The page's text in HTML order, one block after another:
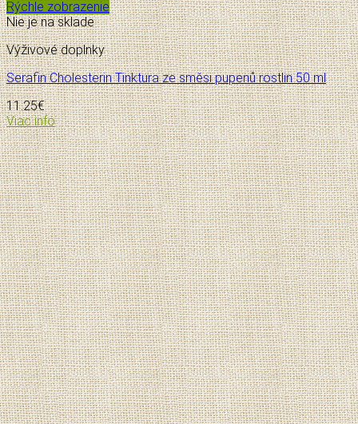
Rýchle zobrazenie
Nie je na sklade
Výživové doplnky
Serafin Cholesterin Tinktura ze směsi pupenů rostlin 50 ml
11.25€
Viac info